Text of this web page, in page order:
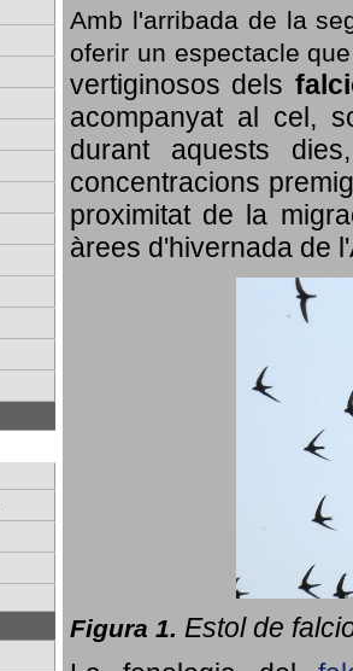
Amb l'arribada de la
oferir un espectacle
vertiginosos dels
acompanyat al cel,
durant aquests
concentracions
proximitat de la
àrees d'hivernada de
Figura 1. Estol de